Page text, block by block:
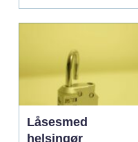
Låsesmed
helsingør